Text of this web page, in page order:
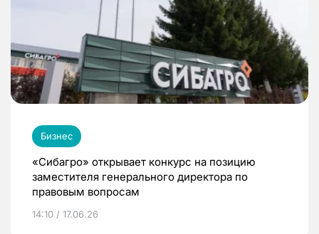
Бизнес
«Сибагро» открывает конкурс на позицию
заместителя генерального директора по
правовым вопросам
14:10 / 17.06.26